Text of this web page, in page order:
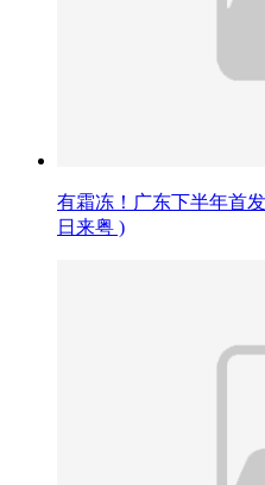
有霜冻！广东下半年首
日来粤 )